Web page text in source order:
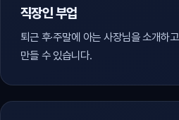
직장인 부업
퇴근 후·주말에 아는 사장님을 소개하
만들 수 있습니다.